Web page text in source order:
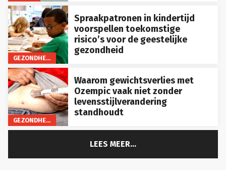
GEZONDHEID
Spraakpatronen in kindertijd
voorspellen toekomstige
risico’s voor de geestelijke
gezondheid
GEZONDHEID
Waarom gewichtsverlies met
Ozempic vaak niet zonder
levensstijlverandering
standhoudt
LEES MEER...